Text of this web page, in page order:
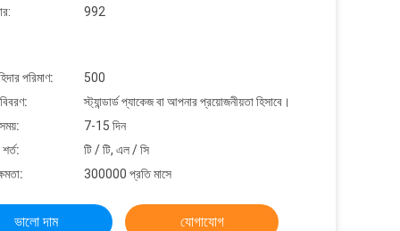
992
পরিমাণ:
500
স্ট্যান্ডার্ড প্যাকেজ বা আপনার প্রয়োজনীয়তা হিসাবে।
7-15 দিন
টি / টি, এল / সি
300000 প্রতি মাসে
ভালো দাম যোগাযোগ